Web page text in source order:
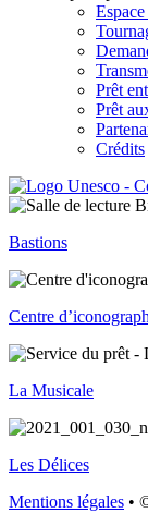
Espace
Prêt
Prêt
Crédits
Bastions
Centre
La Musicale
Les Délices
Mentions légales •